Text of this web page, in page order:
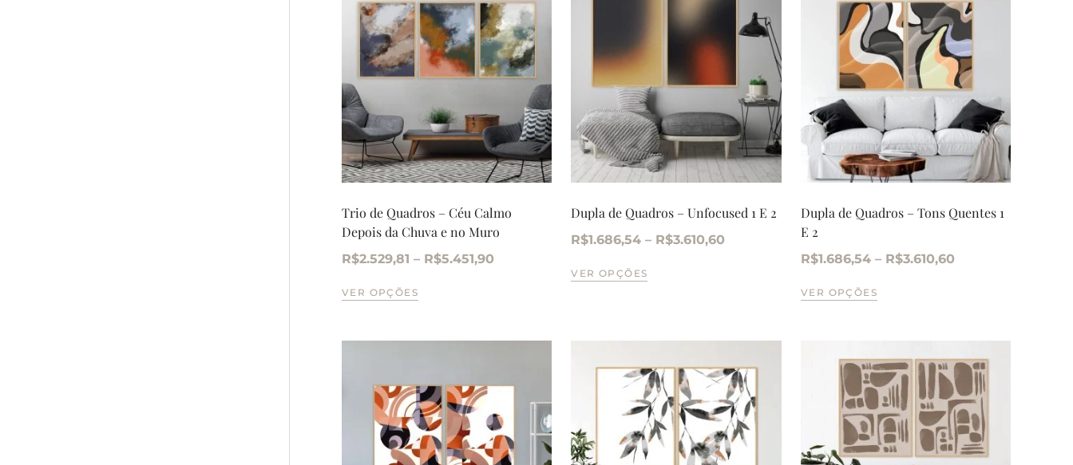
Trio de Quadros – Céu Calmo
Depois da Chuva e no Muro
R$2.529,81 – R$5.451,90
VER OPÇÕES
Dupla de Quadros – Unfocused 1 E 2
R$1.686,54 – R$3.610,60
VER OPÇÕES
Dupla de Quadros – Tons Quentes 1
E 2
R$1.686,54 – R$3.610,60
VER OPÇÕES